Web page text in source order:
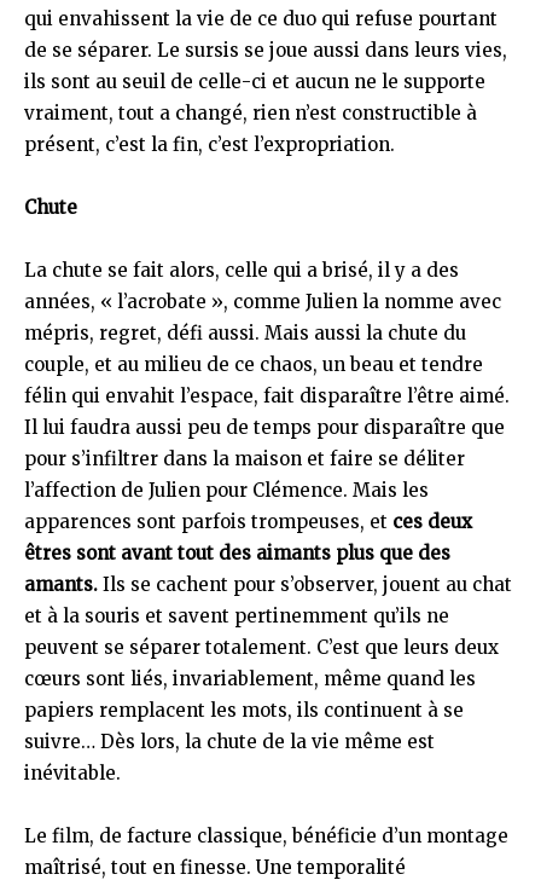
qui envahissent la vie de ce duo qui refuse pourtant
de se séparer. Le sursis se joue aussi dans leurs vies,
ils sont au seuil de celle-ci et aucun ne le supporte
vraiment, tout a changé, rien n’est constructible à
présent, c’est la fin, c’est l’expropriation.
Chute
La chute se fait alors, celle qui a brisé, il y a des
années, « l’acrobate », comme Julien la nomme avec
mépris, regret, défi aussi. Mais aussi la chute du
couple, et au milieu de ce chaos, un beau et tendre
félin qui envahit l’espace, fait disparaître l’être aimé.
Il lui faudra aussi peu de temps pour disparaître que
pour s’infiltrer dans la maison et faire se déliter
l’affection de Julien pour Clémence. Mais les
apparences sont parfois trompeuses, et ces deux
êtres sont avant tout des aimants plus que des
amants. Ils se cachent pour s’observer, jouent au chat
et à la souris et savent pertinemment qu’ils ne
peuvent se séparer totalement. C’est que leurs deux
cœurs sont liés, invariablement, même quand les
papiers remplacent les mots, ils continuent à se
suivre… Dès lors, la chute de la vie même est
inévitable.
Le film, de facture classique, bénéficie d’un montage
maîtrisé, tout en finesse. Une temporalité